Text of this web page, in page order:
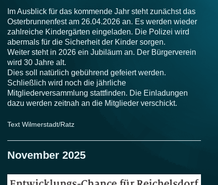
Im Ausblick für das kommende Jahr steht zunächst das
Osterbrunnenfest am 26.04.2026 an. Es werden wieder
zahlreiche Kindergärten eingeladen. Die Polizei wird
abermals für die Sicherheit der Kinder sorgen.
Weiter steht in 2026 ein Jubiläum an. Der Bürgerverein
wird 30 Jahre alt.
Dies soll natürlich gebührend gefeiert werden.
Schließlich wird noch die jährliche
Mitgliederversammlung stattfinden. Die Einladungen
dazu werden zeitnah an die Mitglieder verschickt.
Text Wilmerstadt/Ratz
November 2025